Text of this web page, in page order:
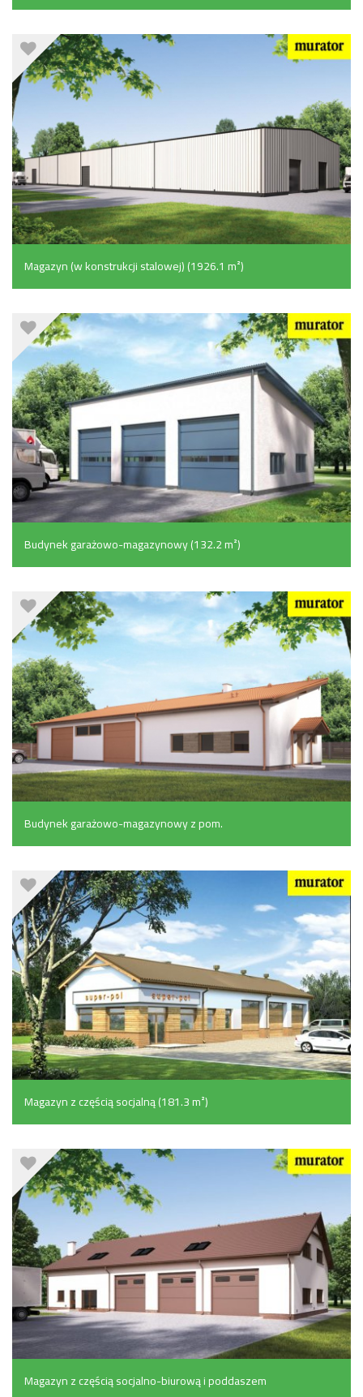
Magazyn (w konstrukcji stalowej) (1926.1 m²)
Budynek garażowo-magazynowy (132.2 m²)
Budynek garażowo-magazynowy z pom.
pomocniczymi (200.7 m²)
Magazyn z częścią socjalną (181.3 m²)
Magazyn z częścią socjalno-biurową i poddaszem